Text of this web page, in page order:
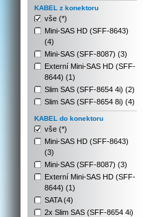
KABEL z konektoru
vše (*)
Mini-SAS HD (SFF-8643)
(4)
Mini-SAS (SFF-8087) (3)
Externí Mini-SAS HD (SFF-
8644) (1)
Slim SAS (SFF-8654 4i) (2)
Slim SAS (SFF-8654 8i) (4)
KABEL do konektoru
vše (*)
Mini-SAS HD (SFF-8643)
(3)
Mini-SAS (SFF-8087) (3)
Externí Mini-SAS HD (SFF-
8644) (1)
SATA (4)
2x Slim SAS (SFF-8654 4i)